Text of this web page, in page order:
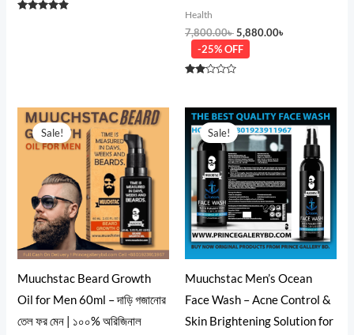
Health
7,800.00৳5,880.00৳
-25% OFF
of 5
Sale!
Muuchstac Beard Growth
Oil for Men 60ml – দাড়ি গজানোর
তেল ফর মেন | ১০০% অরিজিনাল
Original
price
was:
1,850.00৳ .
Current
price
is:
1,550.00৳ .
Sale!
Muuchstac Men’s Ocean
Face Wash – Acne Control &
Skin Brightening Solution for
Original
price
was:
1,050.00৳ .
Current
price
680.00৳ .